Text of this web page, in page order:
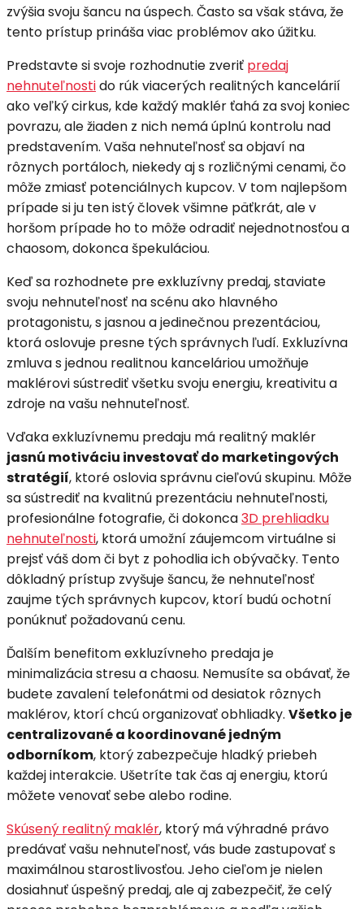
zvýšia svoju šancu na úspech. Často sa však stáva, že
tento prístup prináša viac problémov ako úžitku.
Predstavte si svoje rozhodnutie zveriť predaj
nehnuteľnostido rúk viacerých realitných kancelárií
ako veľký cirkus, kde každý maklér ťahá za svoj koniec
povrazu, ale žiaden z nich nemá úplnú kontrolu nad
predstavením. Vaša nehnuteľnosť sa objaví na
rôznych portáloch, niekedy aj s rozličnými cenami, čo
môže zmiasť potenciálnych kupcov. V tom najlepšom
prípade si ju ten istý človek všimne päťkrát, ale v
horšom prípade ho to môže odradiť nejednotnosťou a
chaosom, dokonca špekuláciou.
Keď sa rozhodnete pre exkluzívny predaj, staviate
svoju nehnuteľnosť na scénu ako hlavného
protagonistu, s jasnou a jedinečnou prezentáciou,
ktorá oslovuje presne tých správnych ľudí. Exkluzívna
zmluva s jednou realitnou kanceláriou umožňuje
maklérovi sústrediť všetku svoju energiu, kreativitu a
zdroje na vašu nehnuteľnosť.
Vďaka exkluzívnemu predaju má realitný maklér
jasnú motiváciu investovať do marketingových
stratégií, ktoré oslovia správnu cieľovú skupinu. Môže
sa sústrediť na kvalitnú prezentáciu nehnuteľnosti,
profesionálne fotografie, či dokonca3D prehliadku
nehnuteľnosti, ktorá umožní záujemcom virtuálne si
prejsť váš dom či byt z pohodlia ich obývačky. Tento
dôkladný prístup zvyšuje šancu, že nehnuteľnosť
zaujme tých správnych kupcov, ktorí budú ochotní
ponúknuť požadovanú cenu.
Ďalším benefitom exkluzívneho predaja je
minimalizácia stresu a chaosu. Nemusíte sa obávať, že
budete zavalení telefonátmi od desiatok rôznych
maklérov, ktorí chcú organizovať obhliadky. Všetko je
centralizované a koordinované jedným
odborníkom, ktorý zabezpečuje hladký priebeh
každej interakcie. Ušetríte tak čas aj energiu, ktorú
môžete venovať sebe alebo rodine.
Skúsený realitný maklér, ktorý má výhradné právo
predávať vašu nehnuteľnosť, vás bude zastupovať s
maximálnou starostlivosťou. Jeho cieľom je nielen
dosiahnuť úspešný predaj, ale aj zabezpečiť, že celý